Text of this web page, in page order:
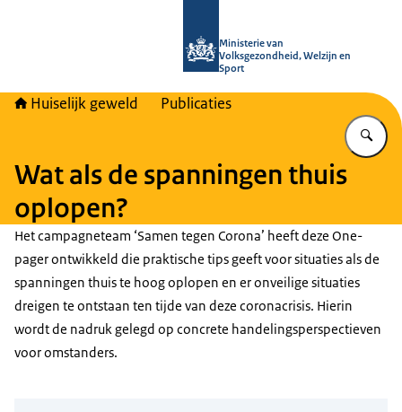
Ministerie van
Volksgezondheid, Welzijn en
Sport
Huiselijk geweld Publicaties
Wat als de spanningen thuis
oplopen?
Het campagneteam ‘Samen tegen Corona’ heeft deze One-
pager ontwikkeld die praktische tips geeft voor situaties als de
spanningen thuis te hoog oplopen en er onveilige situaties
dreigen te ontstaan ten tijde van deze coronacrisis. Hierin
wordt de nadruk gelegd op concrete handelingsperspectieven
voor omstanders.